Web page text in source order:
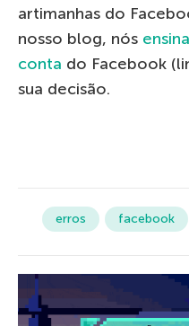
artimanhas do
nosso blog, nós
conta do Facebook
sua decisão.
erros facebook